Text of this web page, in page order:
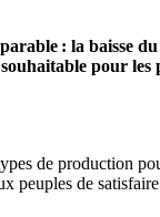
: la baisse
pour
de production
peuples de